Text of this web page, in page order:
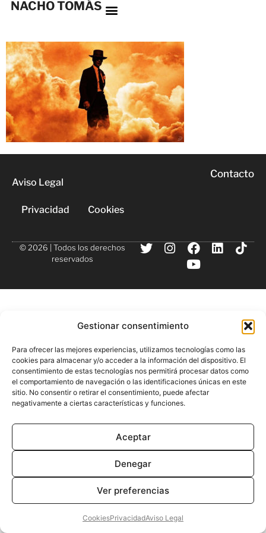
Gestionar consentimiento
Para ofrecer las mejores experiencias, utilizamos tecnologías como las
cookies para almacenar y/o acceder a la información del dispositivo. El
consentimiento de estas tecnologías nos permitirá procesar datos como
el comportamiento de navegación o las identificaciones únicas en este
sitio. No consentir o retirar el consentimiento, puede afectar
negativamente a ciertas características y funciones.
Aceptar
Denegar
Ver preferencias
CookiesPrivacidadAviso Legal
NACHO TOMÁS
Aviso Legal
Privacidad Cookies
Contacto
© 2026 | Todos los derechos
reservados